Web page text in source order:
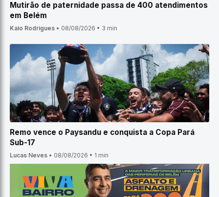
Mutirão de paternidade passa de 400 atendimentos
em Belém
Kaio Rodrigues • 08/08/2026 • 3 min
Remo vence o Paysandu e conquista a Copa Pará
Sub-17
Lucas Neves • 08/08/2026 • 1 min